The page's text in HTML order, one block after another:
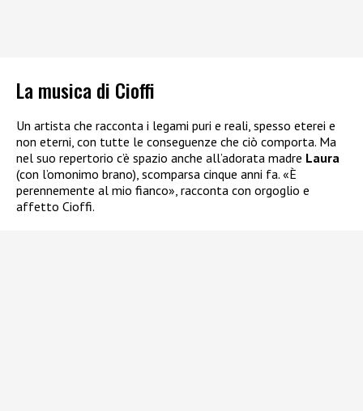
La musica di Cioffi
Un artista che racconta i legami puri e reali, spesso eterei e
non eterni, con tutte le conseguenze che ciò comporta. Ma
nel suo repertorio c’è spazio anche all’adorata madre Laura
(con l’omonimo brano), scomparsa cinque anni fa. «È
perennemente al mio fianco», racconta con orgoglio e
affetto Cioffi.